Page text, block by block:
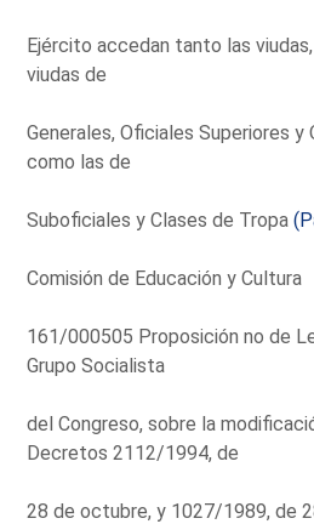
Ejército accedan tanto las
viudas de
Generales, Oficiales Superiores
como las de
Suboficiales y Clases de Tropa
Comisión de Educación y Cultura
161/000505 Proposición no de
Grupo Socialista
del Congreso, sobre la
Decretos 2112/1994, de
28 de octubre, y 1027/1989, de